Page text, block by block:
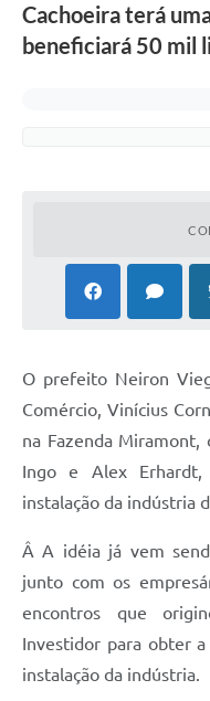
Turismo
A Prefeitura
Arquivos para Download
Gabinetes e Secretarias
Contas Públicas
Editais
Serviços Online
Telefones Úteis
Cachoeira terá
beneficiará 50 mil
O prefeito Neiron
Comércio, Vinícius
na Fazenda Miramont,
Ingo e Alex
instalação da indústria
Â A idéia já vem
junto com os
encontros que
Investidor para obter
instalação da indústria.